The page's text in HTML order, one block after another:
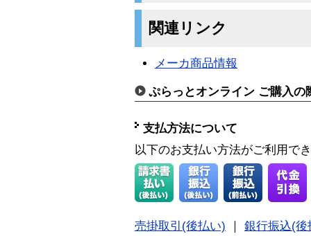
関連リンク
メーカ商品情報
ぷらっとオンライン ご購入の
支払方法について
以下のお支払い方法がご利用で
売掛取引(後払い)
銀行振込(後